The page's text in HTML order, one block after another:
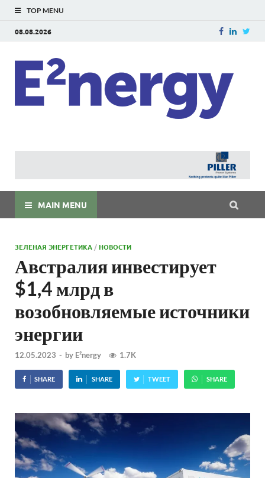
TOP MENU
08.08.2026
MAIN MENU
ЗЕЛЕНАЯ ЭНЕРГЕТИКА /НОВОСТИ
Австралия инвестирует
$1,4 млрд в
возобновляемые источники
энергии
12.05.2023 - by E²nergy 1.7K
SHARE SHARE TWEET SHARE